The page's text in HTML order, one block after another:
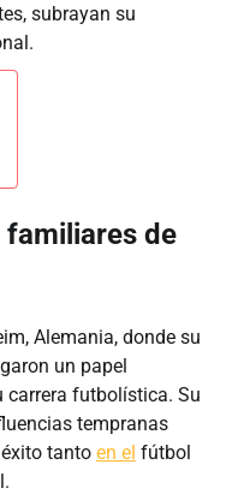
subrayan su
familiares de
Alemania, donde su
un papel
futbolística. Su
tempranas
tanto en el fútbol